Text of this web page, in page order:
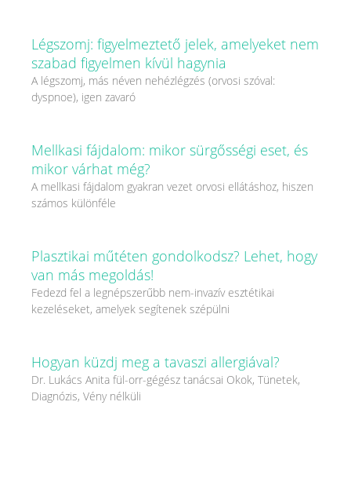
Légszomj: figyelmeztető jelek, amelyeket nem
szabad figyelmen kívül hagynia
A légszomj, más néven nehézlégzés (orvosi szóval:
dyspnoe), igen zavaró
Mellkasi fájdalom: mikor sürgősségi eset, és
mikor várhat még?
A mellkasi fájdalom gyakran vezet orvosi ellátáshoz, hiszen
számos különféle
Plasztikai műtéten gondolkodsz? Lehet, hogy
van más megoldás!
Fedezd fel a legnépszerűbb nem-invazív esztétikai
kezeléseket, amelyek segítenek szépülni
Hogyan küzdj meg a tavaszi allergiával?
Dr. Lukács Anita fül-orr-gégész tanácsai Okok, Tünetek,
Diagnózis, Vény nélküli